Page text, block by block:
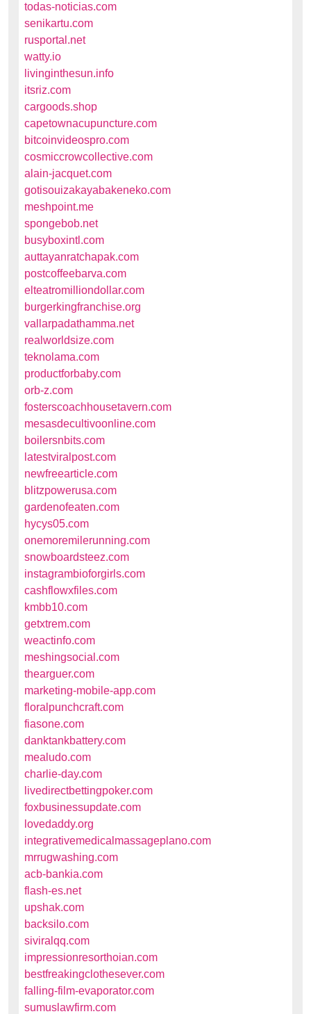
todas-noticias.com
senikartu.com
rusportal.net
watty.io
livinginthesun.info
itsriz.com
cargoods.shop
capetownacupuncture.com
bitcoinvideospro.com
cosmiccrowcollective.com
alain-jacquet.com
gotisouizakayabakeneko.com
meshpoint.me
spongebob.net
busyboxintl.com
auttayanratchapak.com
postcoffeebarva.com
elteatromilliondollar.com
burgerkingfranchise.org
vallarpadathamma.net
realworldsize.com
teknolama.com
productforbaby.com
orb-z.com
fosterscoachhousetavern.com
mesasdecultivoonline.com
boilersnbits.com
latestviralpost.com
newfreearticle.com
blitzpowerusa.com
gardenofeaten.com
hycys05.com
onemoremilerunning.com
snowboardsteez.com
instagrambioforgirls.com
cashflowxfiles.com
kmbb10.com
getxtrem.com
weactinfo.com
meshingsocial.com
thearguer.com
marketing-mobile-app.com
floralpunchcraft.com
fiasone.com
danktankbattery.com
mealudo.com
charlie-day.com
livedirectbettingpoker.com
foxbusinessupdate.com
lovedaddy.org
integrativemedicalmassageplano.com
mrrugwashing.com
acb-bankia.com
flash-es.net
upshak.com
backsilo.com
siviralqq.com
impressionresorthoian.com
bestfreakingclothesever.com
falling-film-evaporator.com
sumuslawfirm.com